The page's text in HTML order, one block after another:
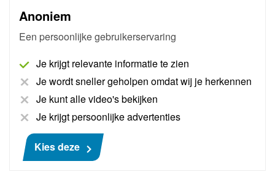
Anoniem
Een persoonlijke gebruikerservaring
Je krijgt relevante informatie te zien
Je wordt sneller geholpen omdat wij je herkennen
Je kunt alle video's bekijken
Je krijgt persoonlijke advertenties
Kies deze
Smart Remote